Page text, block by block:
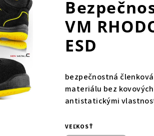
VM
ESD
bezpečnostná
materiálu bez kovových
antistatickými
VEĽKOSŤ